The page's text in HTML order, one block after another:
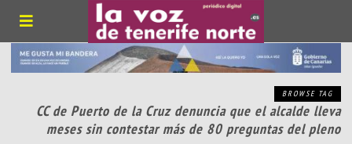
BROWSE TAG
CC de Puerto de la Cruz denuncia que el alcalde lleva
meses sin contestar más de 80 preguntas del pleno